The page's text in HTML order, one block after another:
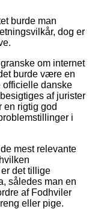
burde man
dog er
om internet
burde være en
officielle danske
af jurister
en rigtig god
i
mest relevante
det tillige
således man en
af Fodhviler
eller pige.